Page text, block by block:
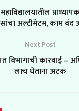
अल्टीमेटम, काम बंद
Next Post
विभागाची कारवाई –
लाच घेताना अटक